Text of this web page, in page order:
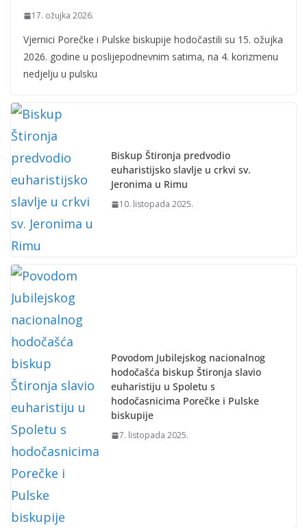
17. ožujka 2026.
Vjernici Porečke i Pulske biskupije hodočastili su 15. ožujka
2026. godine u poslijepodnevnim satima, na 4. korizmenu
nedjelju u pulsku
Biskup Štironja predvodio
euharistijsko slavlje u crkvi sv.
Jeronima u Rimu
10. listopada 2025.
Povodom Jubilejskog nacionalnog
hodočašća biskup Štironja slavio
euharistiju u Spoletu s
hodočasnicima Porečke i Pulske
biskupije
7. listopada 2025.